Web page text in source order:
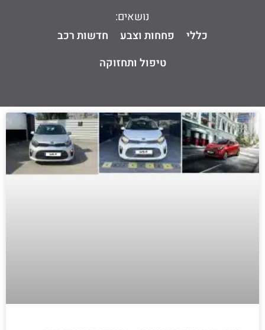
נושאים:
כללי
פחחות וצבע
חדשות רכב
טיפול ותחזוקה